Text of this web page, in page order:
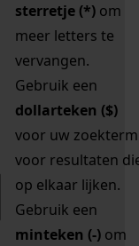
sterretje (*) om
meer letters te
vervangen.
Gebruik een
dollarteken ($)
voor uw zoekterm
voor resultaten
op elkaar lijken.
Gebruik een
minteken (-) om